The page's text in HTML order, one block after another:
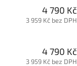
4 790 Kč
3 959 Kč bez DPH
4 790 Kč
3 959 Kč bez DPH